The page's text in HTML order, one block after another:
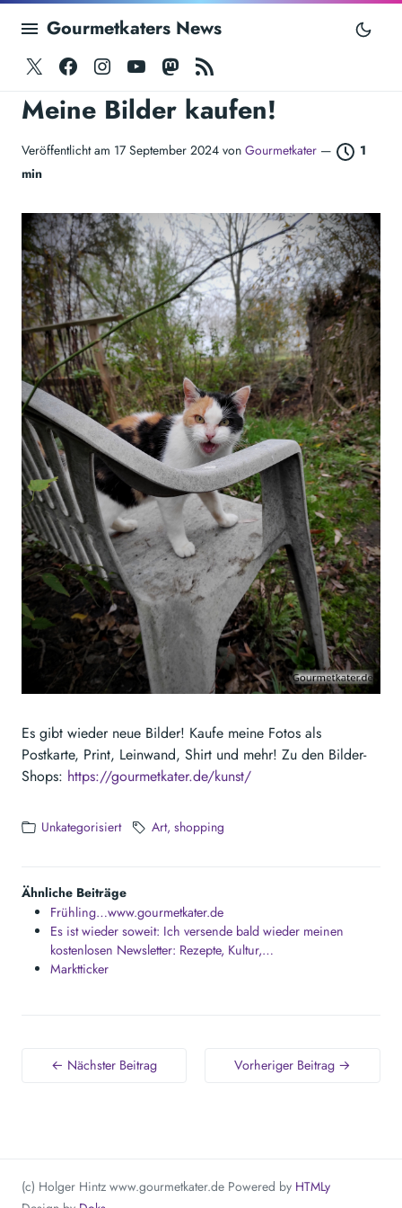
Gourmetkaters News
TwitterFacebook
Instagram
YoutubeMastodon
Meine Bilder kaufen!
Veröffentlicht am 17 September 2024 von Gourmetkater —
1
min
Es gibt wieder neue Bilder! Kaufe meine Fotos als
Postkarte, Print, Leinwand, Shirt und mehr! Zu den Bilder-
Shops: https://gourmetkater.de/kunst/
Unkategorisiert Art shopping
Ähnliche Beiträge
Frühling…www.gourmetkater.de
Es ist wieder soweit: Ich versende bald wieder meinen
kostenlosen Newsletter: Rezepte, Kultur,…
Marktticker
← Nächster Beitrag Vorheriger Beitrag →
(c) Holger Hintz www.gourmetkater.de Powered by HTMLy